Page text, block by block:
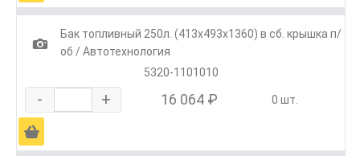
1
Бак топливный 250л. (413х493х1360) в сб. крышка п/
об / Автотехнология
5320-1101010
- + 16 064 ₽ 0 шт.
Ä